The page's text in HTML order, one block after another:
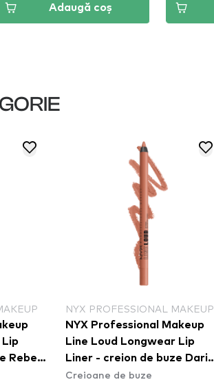
Adaugă coș
Lip
NYX PROFESSIONAL MAKEUP
NYX Professional Makeup
Line Loud Longwear Lip
Liner - creion de buze Daring
Damsel (LLLP02)
Creioane de buze